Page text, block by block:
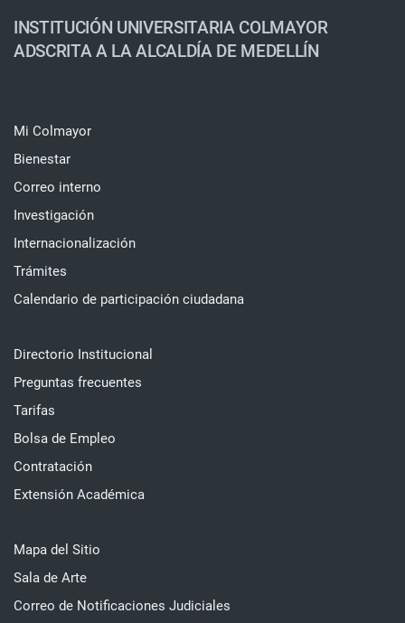
INSTITUCIÓN UNIVERSITARIA COLMAYOR
ADSCRITA A LA ALCALDÍA DE MEDELLÍN
Mi Colmayor
Bienestar
Correo interno
Investigación
Internacionalización
Trámites
Calendario de participación ciudadana
Directorio Institucional
Preguntas frecuentes
Tarifas
Bolsa de Empleo
Contratación
Extensión Académica
Mapa del Sitio
Sala de Arte
Correo de Notificaciones Judiciales